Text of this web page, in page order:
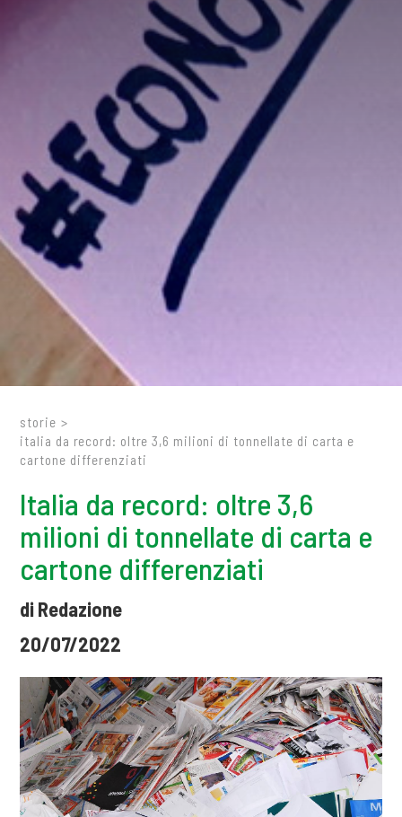
storie >
italia da record: oltre 3,6 milioni di tonnellate di carta e
cartone differenziati
Italia da record: oltre 3,6
milioni di tonnellate di carta e
cartone differenziati
di Redazione
20/07/2022